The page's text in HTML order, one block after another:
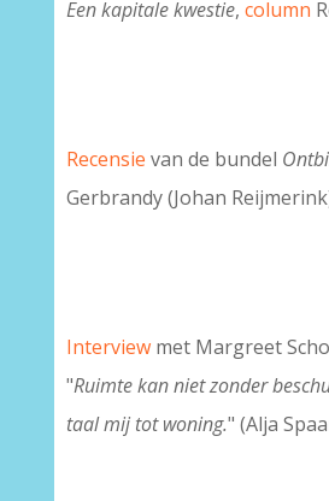
Een kapitale kwestie, column
Recensie van de bundel
Gerbrandy (Johan
Interviewmet Margreet
"Ruimte kan niet zonder
taal mij tot woning." (Alja